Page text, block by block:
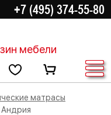
+7 (495) 374-55-80
мебели
матрасы
Андрия